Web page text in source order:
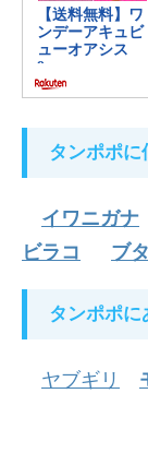
タンポポ
イワニガナ
ビラコ
ブ
タンポポに
ヤブギリ